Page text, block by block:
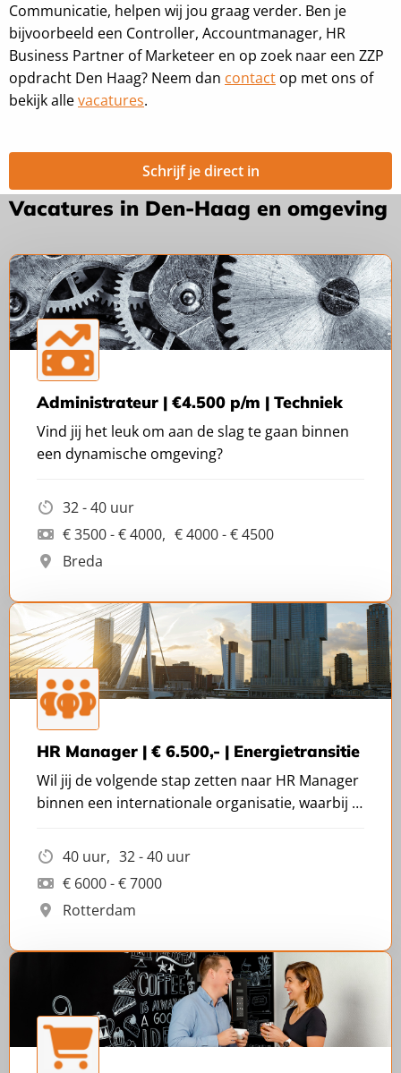
Communicatie, helpen wij jou graag verder. Ben je
bijvoorbeeld een Controller, Accountmanager, HR
Business Partner of Marketeer en op zoek naar een ZZP
opdracht Den Haag? Neem dan contact op met ons of
bekijk allevacatures.
Schrijf je direct in
Vacatures in Den-Haag en omgeving
Administrateur | €4.500 p/m | Techniek
Vind jij het leuk om aan de slag te gaan binnen
een dynamische omgeving?
32 - 40 uur
€ 3500 - € 4000
€ 4000 - € 4500
Breda
HR Manager | € 6.500,- | Energietransitie
Wil jij de volgende stap zetten naar HR Manager
binnen een internationale organisatie, waarbij je
nieuwe HR-organisatie?
40 uur
32 - 40 uur
€ 6000 - € 7000
Rotterdam